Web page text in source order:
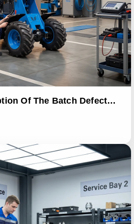
Of The Batch Defect